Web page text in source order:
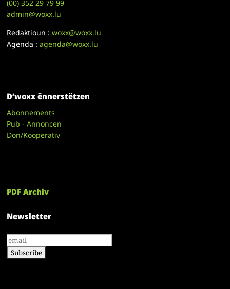
(00)352 29 79 99
admin@woxx.lu
Redaktioun :woxx@woxx.lu
Agenda :agenda@woxx.lu
D’woxx ënnerstëtzen
Abonnements
Pub - Annoncen
Don/Kooperativ
PDF Archiv
Newsletter